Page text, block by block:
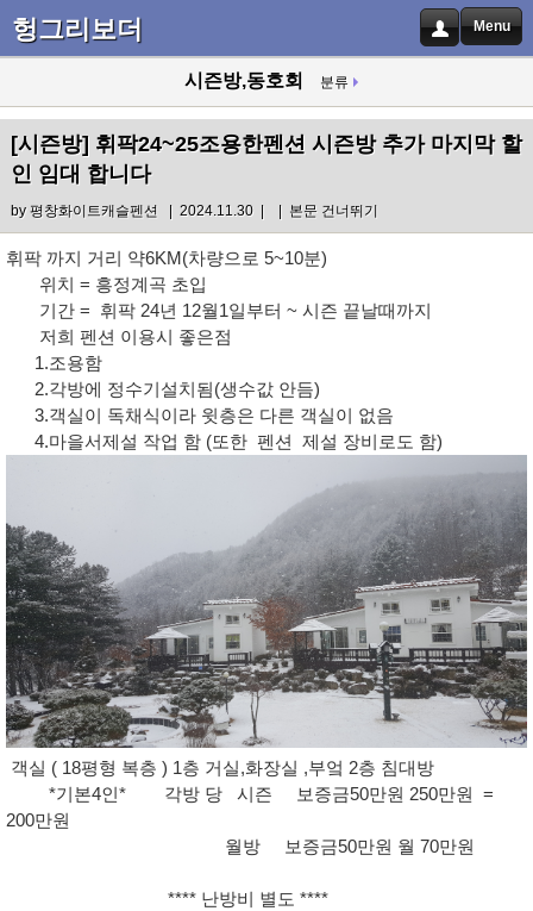
헝그리보더 Menu
시즌방,동호회 분류
[시즌방] 휘팍24~25조용한펜션 시즌방 추가 마지막 할
인 임대 합니다
by평창화이트캐슬펜션 | 2024.11.30 | | 본문 건너뛰기
휘팍 까지 거리 약6KM(차량으로 5~10분)
위치 = 흥정계곡 초입
기간 = 휘팍 24년 12월1일부터 ~ 시즌 끝날때까지
저희 펜션 이용시 좋은점
1.조용함
2.각방에 정수기설치됨(생수값 안듬)
3.객실이 독채식이라 윗층은 다른 객실이 없음
4.마을서제설 작업 함 (또한 펜션 제설 장비로도 함)
객실 ( 18평형 복층 ) 1층 거실,화장실 ,부엌 2층 침대방
*기본4인* 각방 당 시즌 보증금50만원 250만원 =
200만원
월방 보증금50만원 월 70만원
**** 난방비 별도 ****